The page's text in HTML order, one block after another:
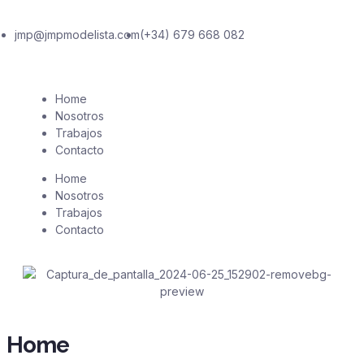
jmp@jmpmodelista.com(+34) 679 668 082
Home
Nosotros
Trabajos
Contacto
Home
Nosotros
Trabajos
Contacto
Home